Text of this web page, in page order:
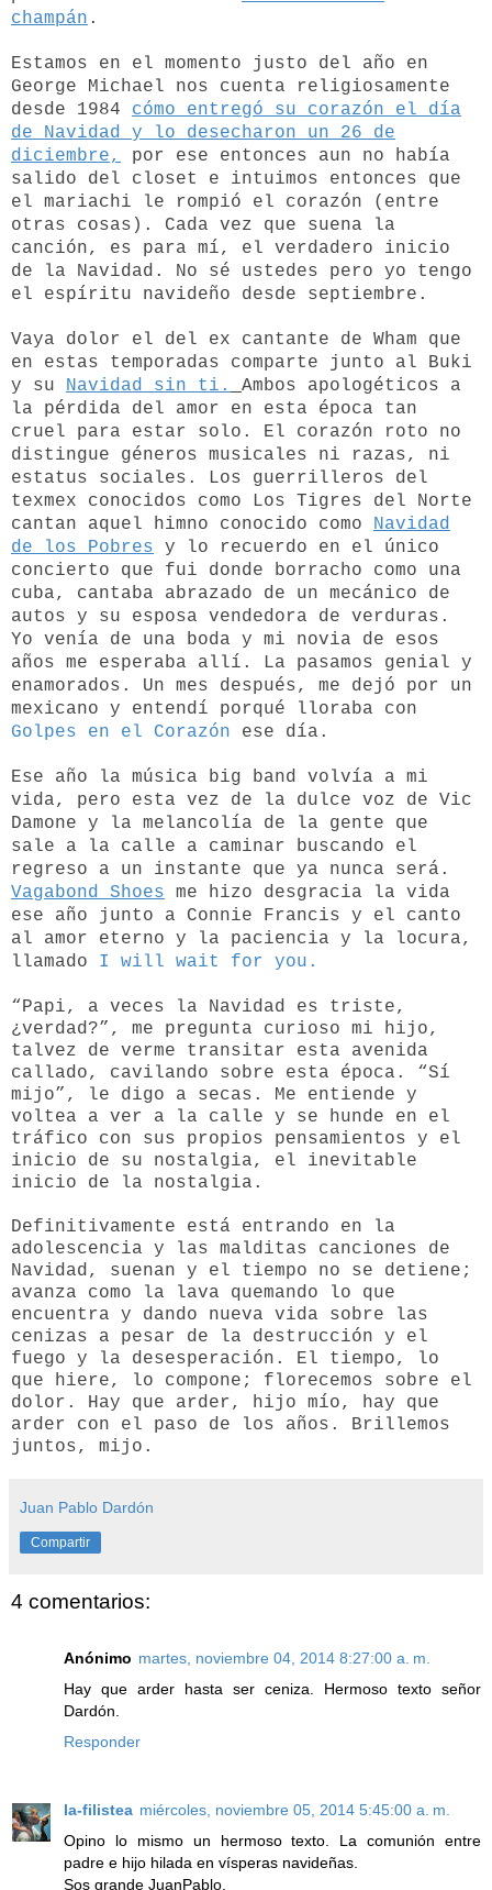
champán .
Estamos en el momento justo del año en
George Michael nos cuenta religiosamente
desde 1984 cómo entregó su corazón el día
de Navidad y lo desecharon un 26 de
diciembre,
por ese entonces aun no había
salido del closet e intuimos entonces que
el mariachi le rompió el corazón (entre
otras cosas). Cada vez que suena la
canción, es para mí, el verdadero inicio
de la Navidad. No sé ustedes pero yo tengo
el espíritu navideño desde septiembre.
Vaya dolor el del ex cantante de Wham que
en estas temporadas comparte junto al Buki
y su
Navidad sin ti.
Ambos apologéticos a
la pérdida del amor en esta época tan
cruel para estar solo. El corazón roto no
distingue géneros musicales ni razas, ni
estatus sociales. Los guerrilleros del
texmex conocidos como Los Tigres del Norte
cantan aquel himno conocido como
Navidad
de los Pobres y lo recuerdo en el único
concierto que fui donde borracho como una
cuba, cantaba abrazado de un mecánico de
autos y su esposa vendedora de verduras.
Yo venía de una boda y mi novia de esos
años me esperaba allí. La pasamos genial y
enamorados. Un mes después, me dejó por un
mexicano y entendí porqué lloraba con
Golpes en el Corazón ese día.
Ese año la música big band volvía a mi
vida, pero esta vez de la dulce voz de Vic
Damone y la melancolía de la gente que
sale a la calle a caminar buscando el
regreso a un instante que ya nunca será.
Vagabond Shoes me hizo desgracia la vida
ese año junto a Connie Francis y el canto
al amor eterno y la paciencia y la locura,
llamado I will wait for you.
“Papi, a veces la Navidad es triste,
¿verdad?”, me pregunta curioso mi hijo,
talvez de verme transitar esta avenida
callado, cavilando sobre esta época. “Sí
mijo”, le digo a secas. Me entiende y
voltea a ver a la calle y se hunde en el
tráfico con sus propios pensamientos y el
inicio de su nostalgia, el inevitable
inicio de la nostalgia.
Definitivamente está entrando en la
adolescencia y las malditas canciones de
Navidad, suenan y el tiempo no se detiene;
avanza como la lava quemando lo que
encuentra y dando nueva vida sobre las
cenizas a pesar de la destrucción y el
fuego y la desesperación. El tiempo, lo
que hiere, lo compone; florecemos sobre el
dolor. Hay que arder, hijo mío, hay que
arder con el paso de los años. Brillemos
juntos, mijo.
Juan Pablo Dardón
Compartir
4 comentarios:
Anónimo martes, noviembre 04, 2014 8:27:00 a. m.
Hay que arder hasta ser ceniza. Hermoso texto señor
Dardón.
Responder
la-filistea miércoles, noviembre 05, 2014 5:45:00 a. m.
Opino lo mismo un hermoso texto. La comunión entre
padre e hijo hilada en vísperas navideñas.
Sos grande JuanPablo.